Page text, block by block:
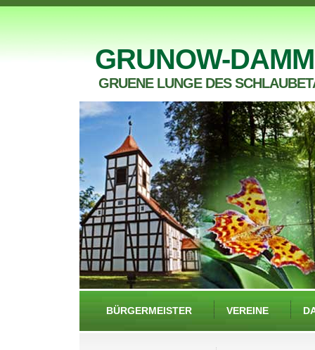
GRUNOW-
GRUENE LUNGE DES
BÜRGERMEISTER VEREINE